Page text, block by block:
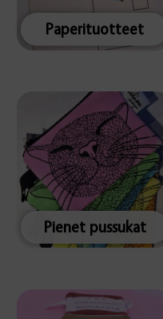
Paperituotteet
Pienet pussukat